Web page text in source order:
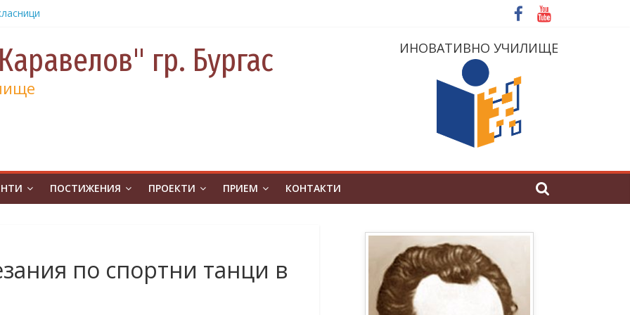
и 130
с
на
гр. Бургас ИНОВАТИВНО УЧИЛИЩЕ
ПОСТИЖЕНИЯ ПРОЕКТИ ПРИЕМ КОНТАКТИ
по спортни танци в